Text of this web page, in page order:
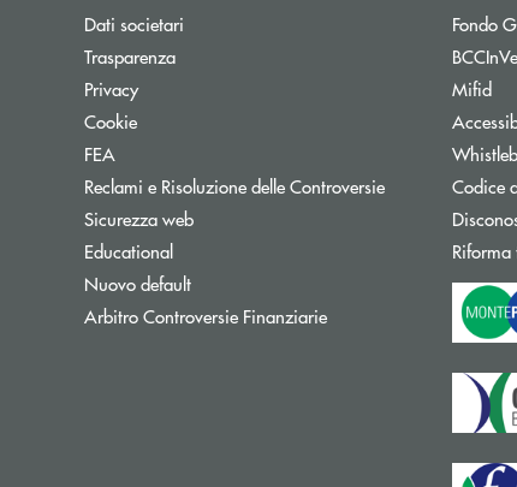
Dati societari
Trasparenza
Privacy
Cookie
FEA
Reclami e Risoluzione delle Controversie
Sicurezza web
Educational
Nuovo default
Arbitro Controversie FinanziarieApre una nuova finestra
Fondo
Mifid
Codice
Riforma